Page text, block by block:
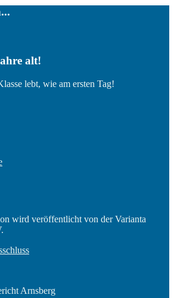
alt!
lebt, wie am ersten Tag!
wird veröffentlicht von der Varianta
Arnsberg